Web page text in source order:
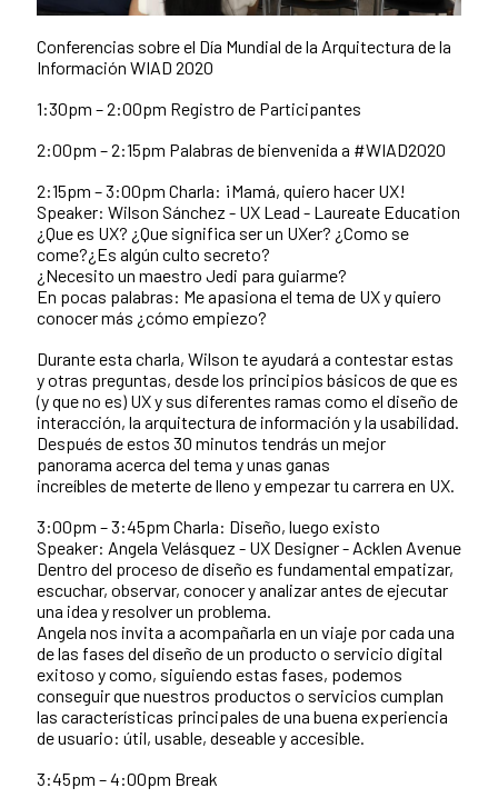
Conferencias sobre el Día Mundial de la Arquitectura de la
Información WIAD 2020
1:30pm – 2:00pm Registro de Participantes
2:00pm – 2:15pm Palabras de bienvenida a #WIAD2020
2:15pm – 3:00pm Charla: ¡Mamá, quiero hacer UX!
Speaker: Wilson Sánchez - UX Lead - Laureate Education
¿Que es UX? ¿Que significa ser un UXer? ¿Como se
come?¿Es algún culto secreto?
¿Necesito un maestro Jedi para guiarme?
En pocas palabras: Me apasiona el tema de UX y quiero
conocer más ¿cómo empiezo?
Durante esta charla, Wilson te ayudará a contestar estas
y otras preguntas, desde los principios básicos de que es
(y que no es) UX y sus diferentes ramas como el diseño de
interacción, la arquitectura de información y la usabilidad.
Después de estos 30 minutos tendrás un mejor
panorama acerca del tema y unas ganas
increíbles de meterte de lleno y empezar tu carrera en UX.
3:00pm – 3:45pm Charla: Diseño, luego existo
Speaker: Angela Velásquez - UX Designer - Acklen Avenue
Dentro del proceso de diseño es fundamental empatizar,
escuchar, observar, conocer y analizar antes de ejecutar
una idea y resolver un problema.
Angela nos invita a acompañarla en un viaje por cada una
de las fases del diseño de un producto o servicio digital
exitoso y como, siguiendo estas fases, podemos
conseguir que nuestros productos o servicios cumplan
las características principales de una buena experiencia
de usuario: útil, usable, deseable y accesible.
3:45pm – 4:00pm Break